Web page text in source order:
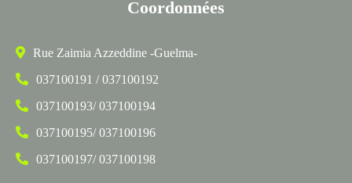
Coordonnées
Rue Zaimia Azzeddine -Guelma-
037100191 / 037100192
037100193/ 037100194
037100195/ 037100196
037100197/ 037100198